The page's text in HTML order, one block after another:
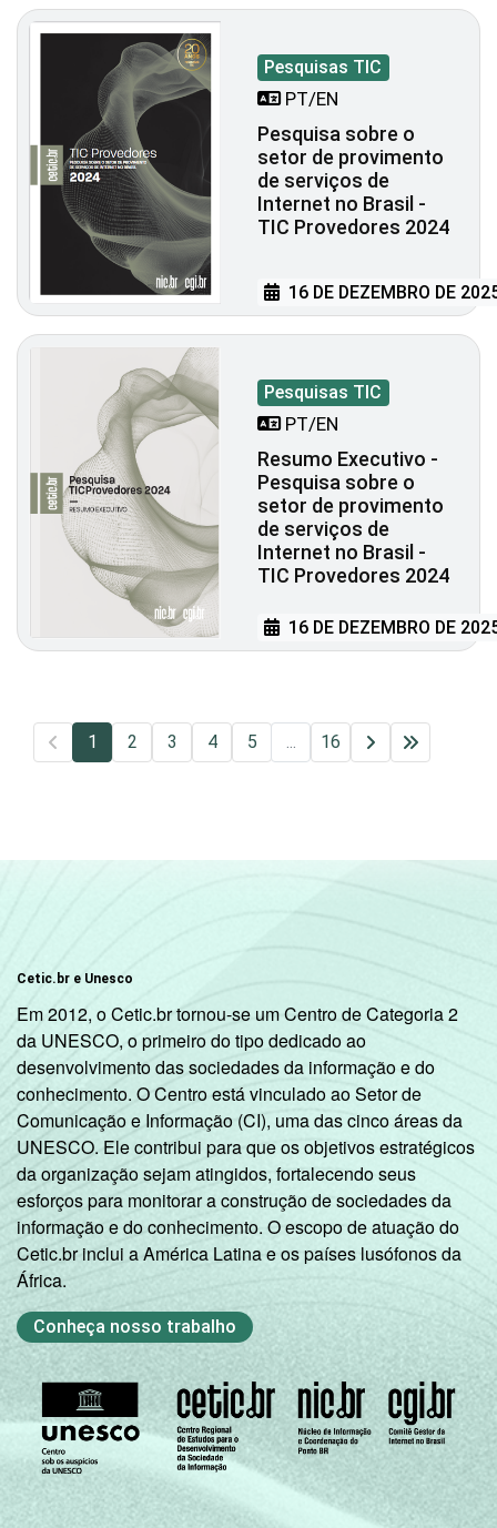
Pesquisas TIC
PT/EN
Pesquisa sobre o
setor de provimento
de serviços de
Internet no Brasil -
TIC Provedores 2024
16 DE DEZEMBRO DE
Pesquisas TIC
PT/EN
Resumo Executivo -
Pesquisa sobre o
setor de provimento
de serviços de
Internet no Brasil -
TIC Provedores 2024
16 DE DEZEMBRO DE
1 2 3 4 5 ... 16
Cetic.br e Unesco
Em 2012, o Cetic.br tornou-se um Centro de Categoria 2
da UNESCO, o primeiro do tipo dedicado ao
desenvolvimento das sociedades da informação e do
conhecimento. O Centro está vinculado ao Setor de
Comunicação e Informação (CI), uma das cinco áreas da
UNESCO. Ele contribui para que os objetivos estratégicos
da organização sejam atingidos, fortalecendo seus
esforços para monitorar a construção de sociedades da
informação e do conhecimento. O escopo de atuação do
Cetic.br inclui a América Latina e os países lusófonos da
África.
Conheça nosso trabalho